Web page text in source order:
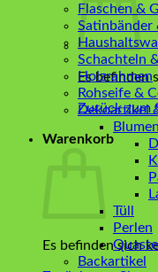
Es befinden
Zurück zum
Warenkorb
Es befinden sich
Flaschen &
Satinbänder
Schachteln
Holzrahmen
Rohseife &
Dekoartikel
Blumen
Tüll
Perlen
Backartikel